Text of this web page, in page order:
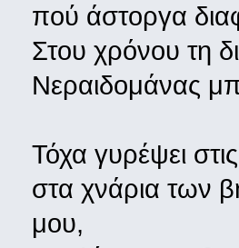
πού άστοργα
Στου χρόνου τη
Νεραιδομάνας
Τόχα γυρέψει
στα χνάρια των
μου,